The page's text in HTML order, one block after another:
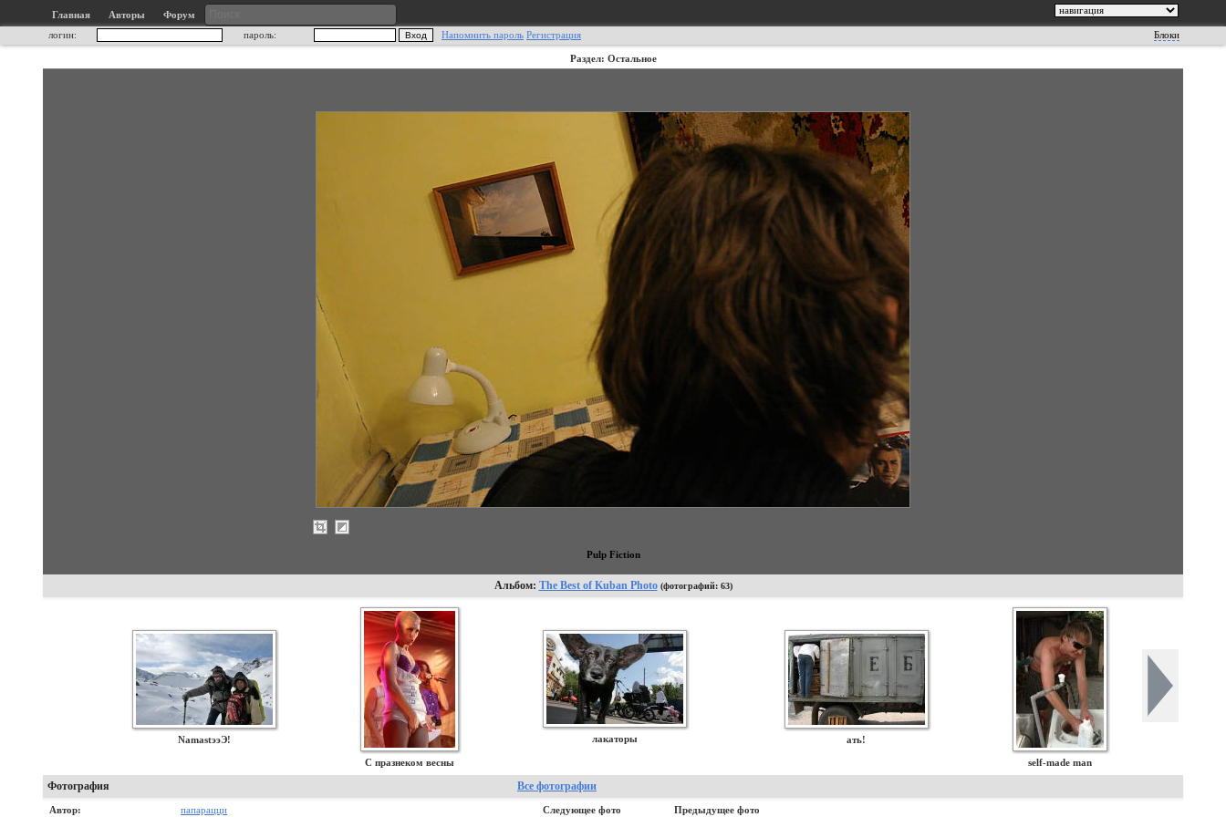
Главная Авторы
Форум
логин:
пароль: Напомнить пароль Регистрация Блоки
Раздел: Остальное
Pulp Fiction
Альбом: The Best of Kuban Photo (фотографий: 63)
NamastээЭ!
С празнеком весны
лакаторы ать!
self-made man
Фотография Все фотографии
Автор: папарацци Следующее фото Предыдущее фото